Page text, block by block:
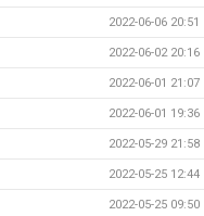
2022-06-06 20:51
2022-06-02 20:16
2022-06-01 21:07
2022-06-01 19:36
2022-05-29 21:58
2022-05-25 12:44
2022-05-25 09:50